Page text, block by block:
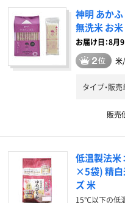
神明 あか
無洗米 お米
お届け日：8月9
米
タイプ・販
販売
低温製法米
×5袋) 精白
ズ 米
15℃以下の低温